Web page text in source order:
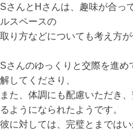
SさんとHさんは、趣味が合っ
ルスペースの
取り方などについても考え方
Sさんのゆっくりと交際を進
解してくださり、
また、体調にも配慮いただき
るようになられたようです。
彼に対しては、完璧とまでは